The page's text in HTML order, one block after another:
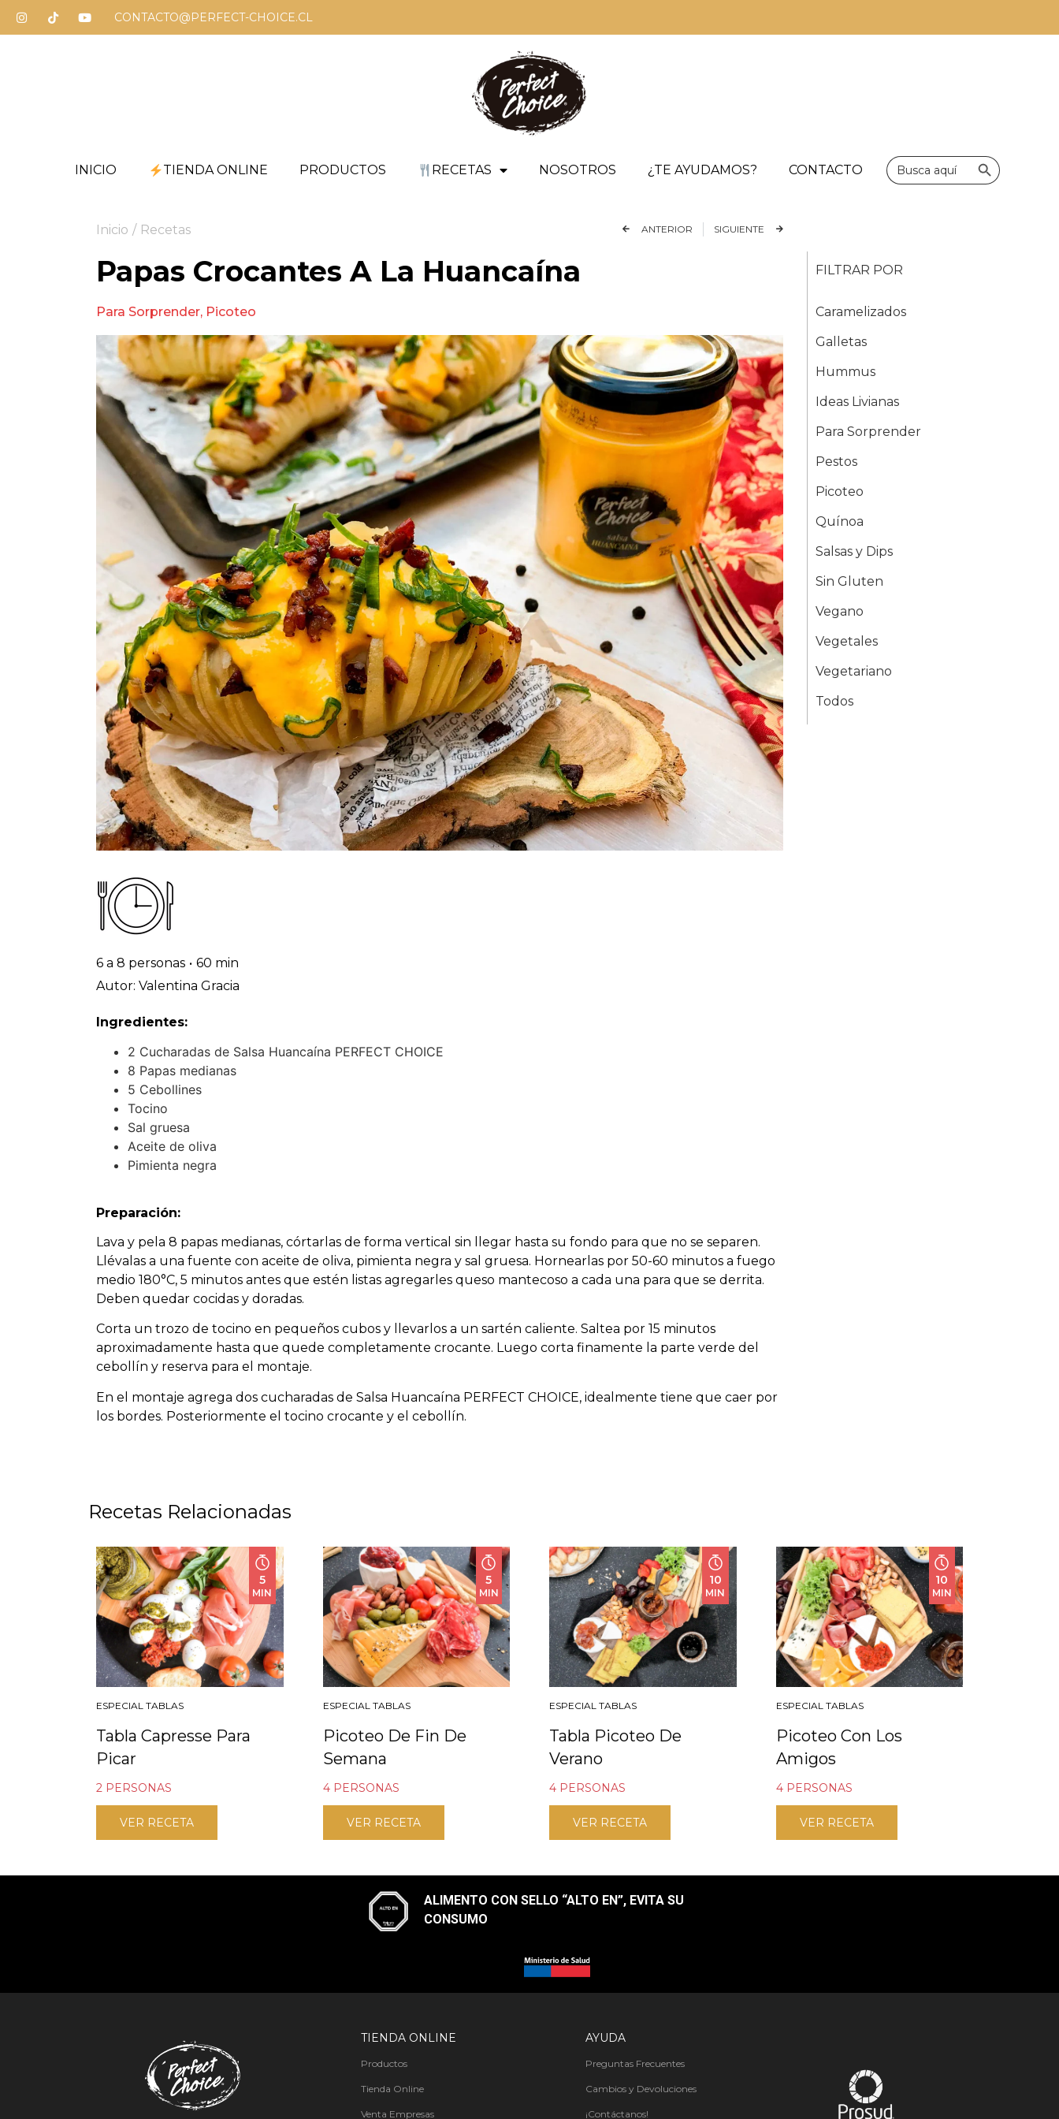
CONTACTO@PERFECT-CHOICE.CL
INICIO TIENDA ONLINE PRODUCTOS RECETAS NOSOTROS ¿TE AYUDAMOS? CONTACTO
Buscar: Botón de
Inicio / Recetas ANTERIOR SIGUIENTE
Papas Crocantes A La Huancaína
Para Sorprender, Picoteo
6 a 8 personas • 60 min
Autor: Valentina Gracia
Ingredientes:
2 Cucharadas de Salsa Huancaína PERFECT CHOICE
8 Papas medianas
5 Cebollines
Tocino
Sal gruesa
Aceite de oliva
Pimienta negra
Preparación:
Lava y pela 8 papas medianas, córtarlas de forma vertical sin llegar hasta su fondo para que no se separen.
Llévalas a una fuente con aceite de oliva, pimienta negra y sal gruesa. Hornearlas por 50-60 minutos a fuego
medio 180°C, 5 minutos antes que estén listas agregarles queso mantecoso a cada una para que se derrita.
Deben quedar cocidas y doradas.
Corta un trozo de tocino en pequeños cubos y llevarlos a un sartén caliente. Saltea por 15 minutos
aproximadamente hasta que quede completamente crocante. Luego corta finamente la parte verde del
cebollín y reserva para el montaje.
En el montaje agrega dos cucharadas de Salsa Huancaína PERFECT CHOICE, idealmente tiene que caer por
los bordes. Posteriormente el tocino crocante y el cebollín.
FILTRAR POR
Caramelizados
Galletas
Hummus
Ideas Livianas
Para Sorprender
Pestos
Picoteo
Quínoa
Salsas y Dips
Sin Gluten
Vegano
Vegetales
Vegetariano
Todos
Recetas Relacionadas
5
MIN
ESPECIAL TABLAS
Tabla Capresse Para
Picar
2 PERSONAS
VER RECETA
5
MIN
ESPECIAL TABLAS
Picoteo De Fin De
Semana
4 PERSONAS
VER RECETA
10
MIN
ESPECIAL TABLAS
Tabla Picoteo De
Verano
4 PERSONAS
VER RECETA
10
MIN
ESPECIAL TABLAS
Picoteo Con Los
Amigos
4 PERSONAS
VER RECETA
ALIMENTO CON SELLO “ALTO EN”, EVITA SU
CONSUMO​
TIENDA ONLINE
Productos
Tienda Online
Venta Empresas
AYUDA
Preguntas Frecuentes
Cambios y Devoluciones
¡Contáctanos!